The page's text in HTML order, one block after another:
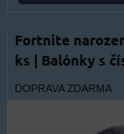
Fortnite
ks | Balónky s
DOPRAVA ZDARMA